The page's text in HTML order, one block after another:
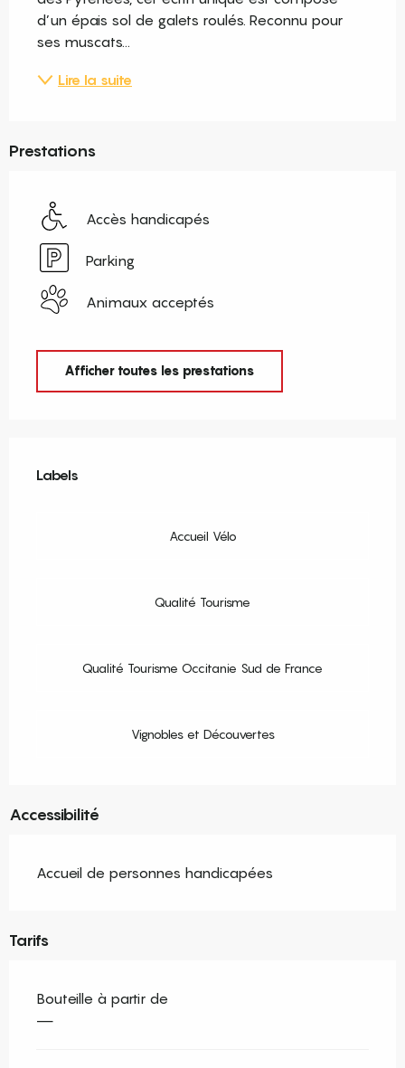
d’un épais sol de galets roulés. Reconnu pour
ses muscats...
Lire la suite
Prestations
Accès handicapés
Parking
Animaux acceptés
Afficher toutes les prestations
Labels
Labels
Accueil Vélo
Qualité Tourisme
Qualité Tourisme Occitanie Sud de France
Vignobles et Découvertes
Accessibilité
Accueil de personnes handicapées
Tarifs
Bouteille à partir de
—